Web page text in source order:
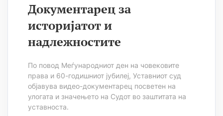
Документарец за
историјатот и
надлежностите
По повод Меѓународниот ден на човековите
права и 60-годишниот јубилеј, Уставниот суд
објавува видео-документарец посветен на
улогата и значењето на Судот во заштитата на
уставноста.